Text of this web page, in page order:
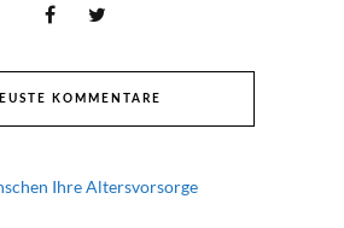
KOMMENTARE
Ihre Altersvorsorge